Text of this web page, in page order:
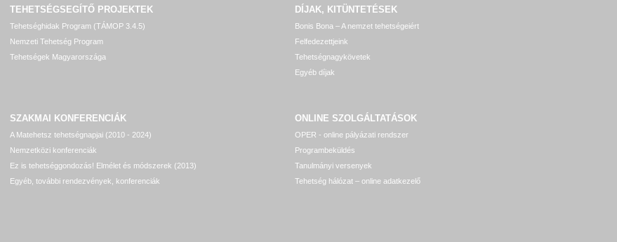
TEHETSÉGSEGÍTŐ PROJEKTEK
Tehetséghidak Program (TÁMOP 3.4.5)
Nemzeti Tehetség Program
Tehetségek Magyarországa
DÍJAK, KITÜNTETÉSEK
Bonis Bona – A nemzet tehetségeiért
Felfedezettjeink
Tehetségnagykövetek
Egyéb díjak
SZAKMAI KONFERENCIÁK
A Matehetsz tehetségnapjai (2010 - 2024)
Nemzetközi konferenciák
Ez is tehetséggondozás! Elmélet és módszerek (2013)
Egyéb, további rendezvények, konferenciák
ONLINE SZOLGÁLTATÁSOK
OPER - online pályázati rendszer
Programbeküldés
Tanulmányi versenyek
Tehetség hálózat – online adatkezelő